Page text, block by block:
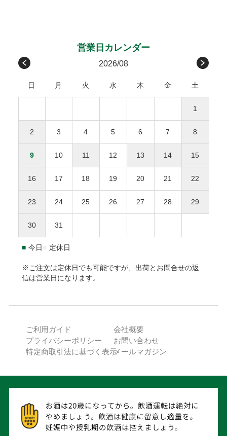
メッセージカード
無料
お母さんいつもありがとう
お父さんいつもありがとう
※１万円以上の購入は当社負担
請求書は、商品とは別に郵送されます、発行から14日
9,999円(税込)以下
277円
10,000円(税込)以上
無料
払いサービスが適用され、同社へ代金債権を譲渡します。
後払い利用規約及び同社のプライバシーポリシーに同意し
て、後払いサービスをご選択下さい。
ご利用限度額は累計残高で55,000円（税込）迄です。詳細は
下記URLからご確認下さい。
https://np-atobarai.jp/about/
用下さい。
※弊社は未成年者に酒類を販売いたしません。
ご注文確認後に最短発送。PayPayアカウントをお持ちの方で
あれば、ご利用可能です。
ご注文日から発送日までの期間が30日を超える場合、
ご利用できません。
本坊酒造のポイントの他にPayPayポイントが付与され
ます。
徳島、香川、愛媛、高知
九州
福岡、佐賀、長崎、熊本、
450円
ひとつの配達先につき総額1万円以上の商品購入で送料
無料。
※送料や決済手数料は1万円に含まれません
離島地域は通常より3〜7日間程度、お届けに時間がか
１個口となります。
海外への発送はできません。
原則として、お客様のご都合による返品・交換、および運送
会社や受取人様が原因でのお届けの遅延による返品は承って
着後3日以内にご連絡をいただいた場合、下記条件で対応さ
をご負担ください。
返品された商品の梱包が開封されていた場合、返金・
交換をお断りいたします。
本坊酒造株式会社 特販課
〒891-0122 鹿児島県鹿児島市南栄3-27
(TEL)050-3530-8482
2026/08
日 月 火 水 木 金 土
1
2 3 4 5 6 7 8
9 10 11 12 13 14 15
16 17 18 19 20 21 22
23 24 25 26 27 28 29
30 31
■ 今日 定休日
※ご注文は定休日でも可能ですが、出荷とお問合せの返
信は営業日になります。
ご利用ガイド
会社概要
プライバシーポリシー
お問い合わせ
特定商取引法に基づく表示メールマガジン